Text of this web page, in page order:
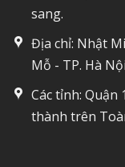
sang.
Địa chỉ: Nhật
Mỗ - TP. Hà Nội
Các tỉnh: Quận
thành trên